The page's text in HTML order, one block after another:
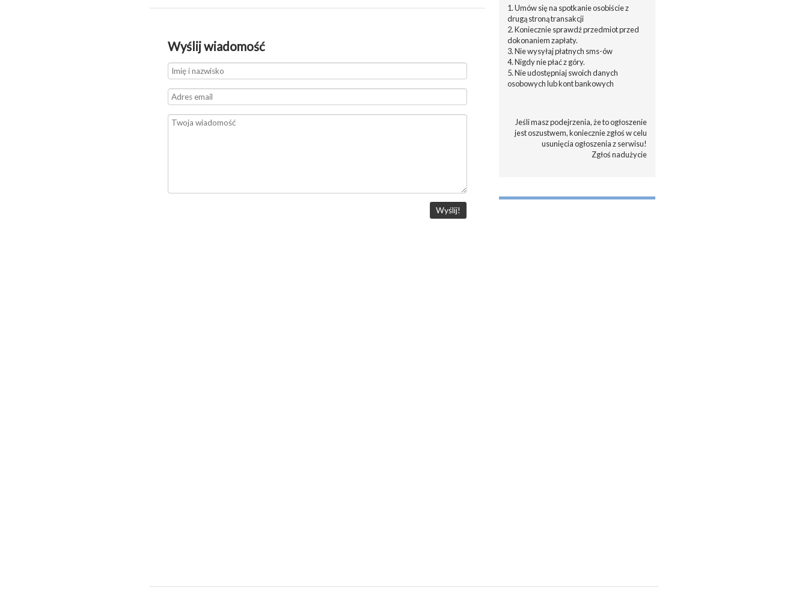
Wyślij wiadomość
1. Umów się na spotkanie osobiście z
drugą stroną transakcji
2. Koniecznie sprawdź przedmiot przed
dokonaniem zapłaty.
3. Nie wysyłaj płatnych sms-ów
4. Nigdy nie płać z góry.
5. Nie udostępniaj swoich danych
osobowych lub kont bankowych
Jeśli masz podejrzenia, że to ogłoszenie
jest oszustwem, koniecznie zgłoś w celu
usunięcia ogłoszenia z serwisu!
Zgłoś nadużycie